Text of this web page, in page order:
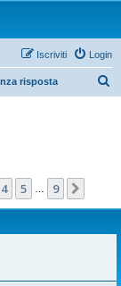
Login
Iscriviti
risposta
4 5 9